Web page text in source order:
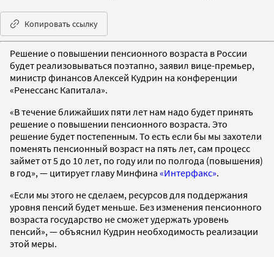
Копировать ссылку
Решение о повышении пенсионного возраста в России
будет реализовываться поэтапно, заявил вице-премьер,
министр финансов Алексей Кудрин на конференции
«Ренессанс Капитала».
«В течение ближайших пяти лет нам надо будет принять
решение о повышении пенсионного возраста. Это
решение будет постепенным. То есть если бы мы захотели
поменять пенсионный возраст на пять лет, сам процесс
займет от 5 до 10 лет, по году или по полгода (повышения)
в год», — цитирует главу Минфина «Интерфакс».
«Если мы этого не сделаем, ресурсов для поддержания
уровня пенсий будет меньше. Без изменения пенсионного
возраста государство не сможет удержать уровень
пенсий», — объяснил Кудрин необходимость реализации
этой меры.